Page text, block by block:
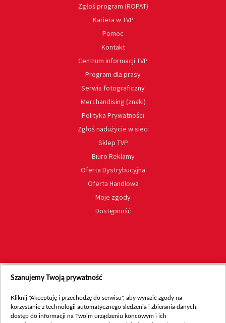
Zgłoś program (ROPAT)
Kariera w TVP
Pomoc
Kontakt
Centrum informacji TVP
Program dla prasy
Serwis fotograficzny
Merchandising (znaki)
Polityka Prywatności
Zgłoś nadużycie w sieci
Sklep TVP
Biuro Reklamy
Oferta Dystrybucyjna
Oferta Handlowa
Moje zgody
Dostępność
Szanujemy Twoją prywatność
Kliknij "Akceptuję i przechodzę do serwisu", aby wyrazić zgody na
korzystanie z technologii automatycznego śledzenia i zbierania danych,
dostęp do informacji na Twoim urządzeniu końcowym i ich